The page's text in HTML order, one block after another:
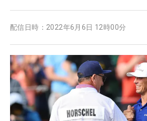
配信日時： 2022年6月6日 12時00分